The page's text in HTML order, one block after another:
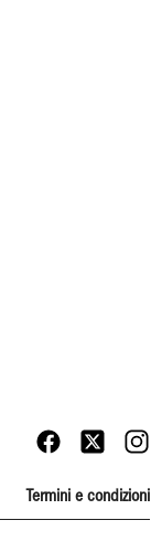
Termini e condizioni